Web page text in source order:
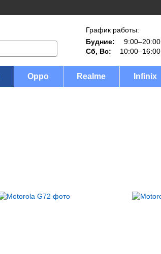
График работы:
Будние:
9:00–20:00
Сб, Вс:
10:00–16:00
Oppo Realme Infinix